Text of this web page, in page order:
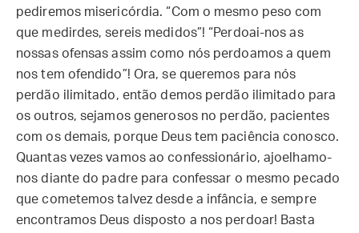
pediremos misericórdia. “Com o mesmo peso com
que medirdes, sereis medidos”! “Perdoai-nos as
nossas ofensas assim como nós perdoamos a quem
nos tem ofendido”! Ora, se queremos para nós
perdão ilimitado, então demos perdão ilimitado para
os outros, sejamos generosos no perdão, pacientes
com os demais, porque Deus tem paciência conosco.
Quantas vezes vamos ao confessionário, ajoelhamo-
nos diante do padre para confessar o mesmo pecado
que cometemos talvez desde a infância, e sempre
encontramos Deus disposto a nos perdoar! Basta